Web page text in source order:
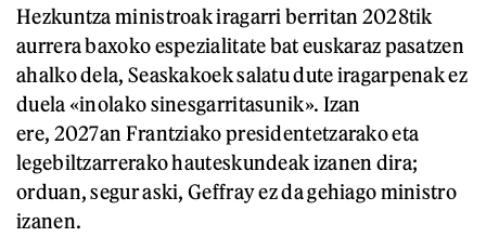
Hezkuntza ministroak iragarri berritan 2028tik
aurrera baxoko espezialitate bat euskaraz pasatzen
ahalko dela, Seaskakoek salatu dute iragarpenak ez
duela «inolako sinesgarritasunik». Izan
ere, 2027an Frantziako presidentetzarako eta
legebiltzarrerako hauteskundeak izanen dira;
orduan, segur aski, Geffray ez da gehiago ministro
izanen.